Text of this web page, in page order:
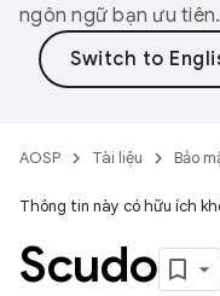
ngôn ngữ bạn ưu
AOSP Tài liệu Bảo
Thông tin này có hữu ích
Scudo